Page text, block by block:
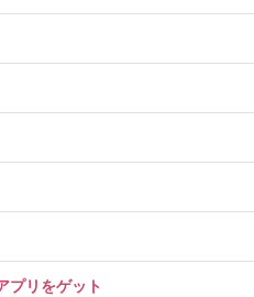
リをゲット